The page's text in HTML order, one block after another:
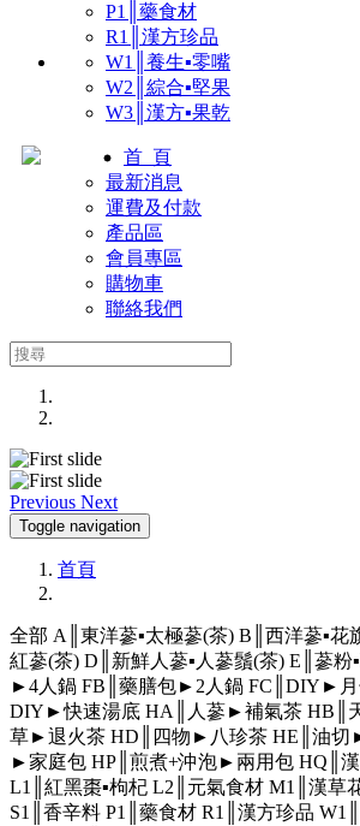
P1║藥食材
R1║漢方珍品
W1║養生▪零嘴
W2║綜合▪堅果
W3║漢方▪果乾
首 頁
最新消息
運費及付款
產品區
會員專區
購物車
聯絡我們
Previous Next
Toggle navigation
首頁
全部 A║東洋蔘▪太極蔘(茶) B║西洋蔘▪花
紅蔘(茶) D║新鮮人蔘▪人蔘鬚(茶) E║蔘粉
►4人鍋 FB║藥膳包►2人鍋 FC║DIY►月
DIY►快速湯底 HA║人蔘►補氣茶 HB║
草►退火茶 HD║四物►八珍茶 HE║油切
►家庭包 HP║煎煮+沖泡►兩用包 HQ║
L1║紅黑棗▪枸杞 L2║元氣食材 M1║漢草
S1║香辛料 P1║藥食材 R1║漢方珍品